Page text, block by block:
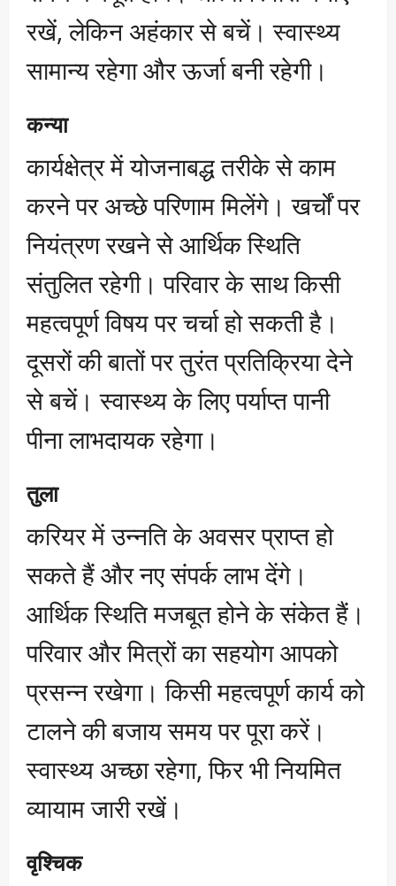
रखें, लेकिन अहंकार से बचें। स्वास्थ्य
सामान्य रहेगा और ऊर्जा बनी रहेगी।
कन्या
कार्यक्षेत्र में योजनाबद्ध तरीके से काम
करने पर अच्छे परिणाम मिलेंगे। खर्चों पर
नियंत्रण रखने से आर्थिक स्थिति
संतुलित रहेगी। परिवार के साथ किसी
महत्वपूर्ण विषय पर चर्चा हो सकती है।
दूसरों की बातों पर तुरंत प्रतिक्रिया देने
से बचें। स्वास्थ्य के लिए पर्याप्त पानी
पीना लाभदायक रहेगा।
तुला
करियर में उन्नति के अवसर प्राप्त हो
सकते हैं और नए संपर्क लाभ देंगे।
आर्थिक स्थिति मजबूत होने के संकेत हैं।
परिवार और मित्रों का सहयोग आपको
प्रसन्न रखेगा। किसी महत्वपूर्ण कार्य को
टालने की बजाय समय पर पूरा करें।
स्वास्थ्य अच्छा रहेगा, फिर भी नियमित
व्यायाम जारी रखें।
वृश्चिक